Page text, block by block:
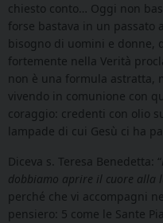
chiesto conto… Oggi non
forse bastava in un passato
bisogno di uomini e donne,
fortemente nella Verità
non è una formula astratta,
vivendo in comunione con
coraggio: credenti con olio
lampade di cui Gesù ci ha
Diceva s. Teresa Benedetta: “
dobbiamo aprire il cuore alla
perché che vi accompagni
pensiero: 5 come le Sante